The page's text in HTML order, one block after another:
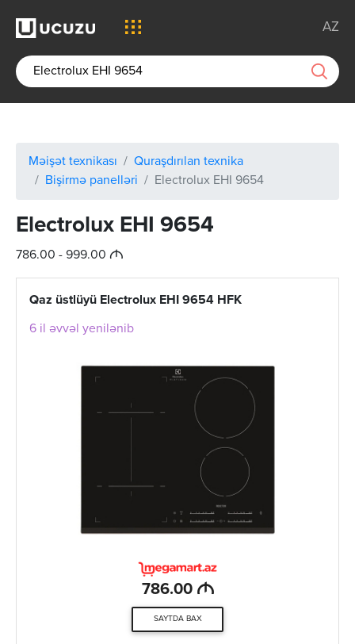
AZ
Məişət texnikası
Quraşdırılan texnika
Bişirmə panelləri
Electrolux EHI 9654
Electrolux EHI 9654
786.00 - 999.00 M
Qaz üstlüyü Electrolux EHI 9654 HFK
6 il əvvəl yenilənib
786.00 M
SAYTDA BAX